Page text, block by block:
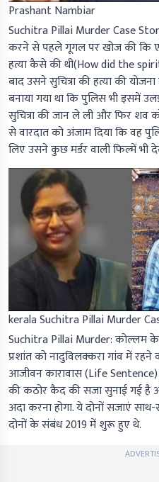
Prashant Nambiar
Suchitra Pillai Murder Case
करने से पहले गूगल पर खोज की कि
हत्या कैसे की थी(How did the
बाद उसने सुचित्रा की हत्या की
बनाया गया था कि पुलिस भी इसमें
सुचित्रा की जान ले ली और फिर शव
से वारदात को अंजाम दिया कि
लिए उसने कुछ मर्डर वाली फिल्में भी
kerala Suchitra Pillai Murder
Suchitra Pillai Murder: कोल्लम
प्रशांत को नादुविलक्करा गांव में रहने
आजीवन कारावास (Life
की कठोर कैद की सजा सुनाई गई है
अदा करना होगा. ये दोनों सजाएं
दोनों के संबंध 2019 में शुरू हुए थे.